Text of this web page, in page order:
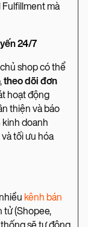
Fulfillment mà
24/7
shop có thể
theo dõi đơn
hoạt động
thiện và báo
doanh
tối ưu hóa
kênh bán
tử (Shopee,